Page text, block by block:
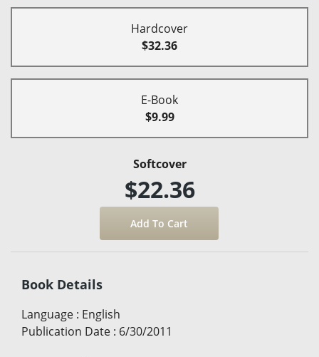
Hardcover
$32.36
E-Book
$9.99
Softcover
$22.36
Book Details
Language : English
Publication Date : 6/30/2011